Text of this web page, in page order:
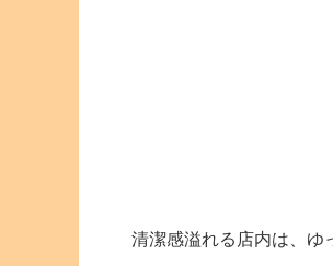
清潔感溢れる店内は、ゆ